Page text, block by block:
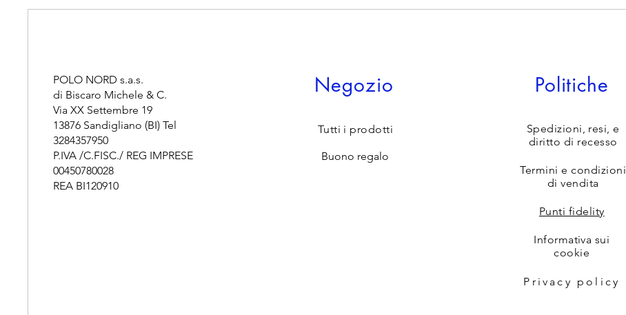
POLO NORD s.a.s.
di Biscaro Michele & C.
Via XX Settembre 19
13876 Sandigliano (BI) Tel
3284357950
P.IVA /C.FISC./ REG IMPRESE
00450780028
REA BI120910
Negozio
Tutti i prodotti
Buono regalo
Politiche
Spedizioni, resi, e
diritto di recesso
Termini e condizioni
di vendita
Punti fidelity
Informativa sui
cookie
Privacy policy